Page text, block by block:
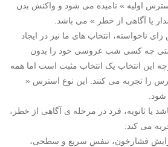
اولیه » نامیده می شود و واکنش بدن
یا آگاهی از خطر » می باشد.
ناخواسته، انتخاب های ما نیز در ایجاد
چه کسی شب عروسی خود را بدون
این انتخاب یک انتخاب مثبت است اما همه
را تجربه می کنند. این نوع استرس «
شود.
یا ثانویه، فرد در مرحله ی آگاهی از خطر،
می کند:
فشارخون، تنفس سریع و سطحی،